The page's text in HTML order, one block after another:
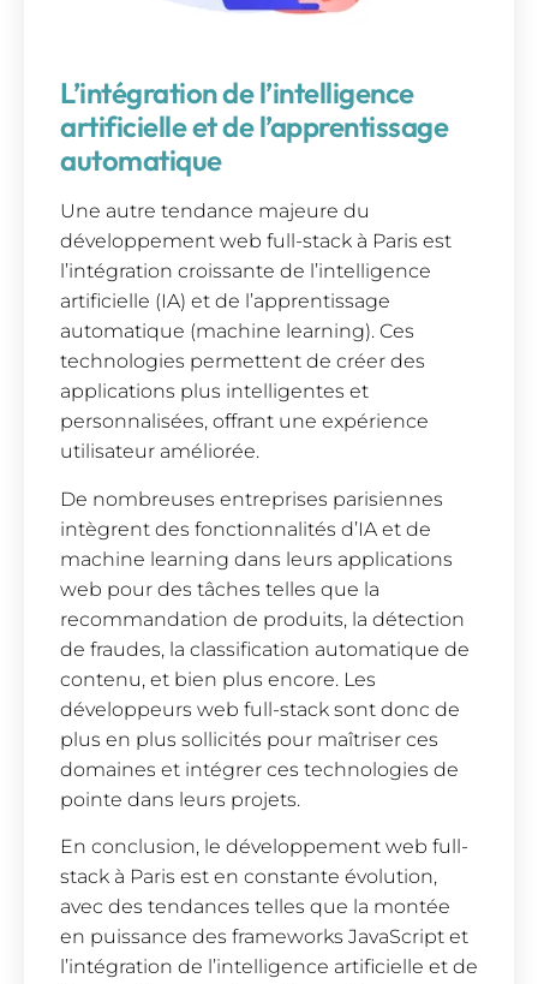
L’intégration de l’intelligence
artificielle et de l’apprentissage
automatique
Une autre tendance majeure du
développement web full-stack à Paris est
l’intégration croissante de l’intelligence
artificielle (IA) et de l’apprentissage
automatique (machine learning). Ces
technologies permettent de créer des
applications plus intelligentes et
personnalisées, offrant une expérience
utilisateur améliorée.
De nombreuses entreprises parisiennes
intègrent des fonctionnalités d’IA et de
machine learning dans leurs applications
web pour des tâches telles que la
recommandation de produits, la détection
de fraudes, la classification automatique de
contenu, et bien plus encore. Les
développeurs web full-stack sont donc de
plus en plus sollicités pour maîtriser ces
domaines et intégrer ces technologies de
pointe dans leurs projets.
En conclusion, le développement web full-
stack à Paris est en constante évolution,
avec des tendances telles que la montée
en puissance des frameworks JavaScript et
l’intégration de l’intelligence artificielle et de